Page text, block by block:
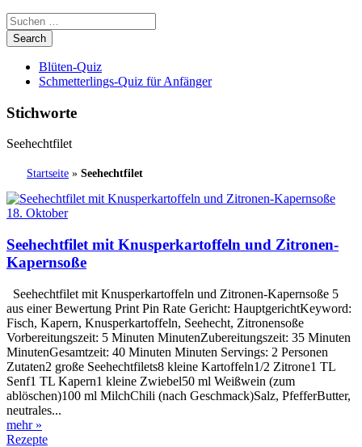
Blüten-Quiz
Schmetterlings-Quiz für Anfänger
Stichworte
Seehechtfilet
Startseite » Seehechtfilet
18. Oktober
Seehechtfilet mit Knusperkartoffeln und Zitronen-
Kapernsoße
Seehechtfilet mit Knusperkartoffeln und Zitronen-Kapernsoße 5
aus einer Bewertung Print Pin Rate Gericht: HauptgerichtKeyword:
Fisch, Kapern, Knusperkartoffeln, Seehecht, Zitronensoße
Vorbereitungszeit: 5 Minuten MinutenZubereitungszeit: 35 Minuten
MinutenGesamtzeit: 40 Minuten Minuten Servings: 2 Personen
Zutaten2 große Seehechtfilets8 kleine Kartoffeln1/2 Zitrone1 TL
Senf1 TL Kapern1 kleine Zwiebel50 ml Weißwein (zum
ablöschen)100 ml MilchChili (nach Geschmack)Salz, PfefferButter,
neutrales...
mehr »
Rezepte